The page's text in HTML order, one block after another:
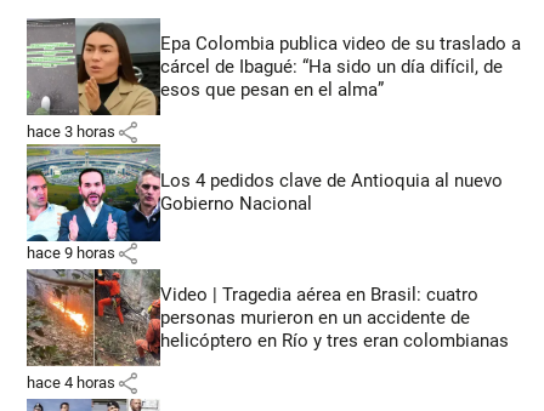
Epa Colombia publica video de su traslado a
cárcel de Ibagué: “Ha sido un día difícil, de
esos que pesan en el alma”
hace 3 horas share
Los 4 pedidos clave de Antioquia al nuevo
Gobierno Nacional
hace 9 horas share
Video | Tragedia aérea en Brasil: cuatro
personas murieron en un accidente de
helicóptero en Río y tres eran colombianas
hace 4 horas share